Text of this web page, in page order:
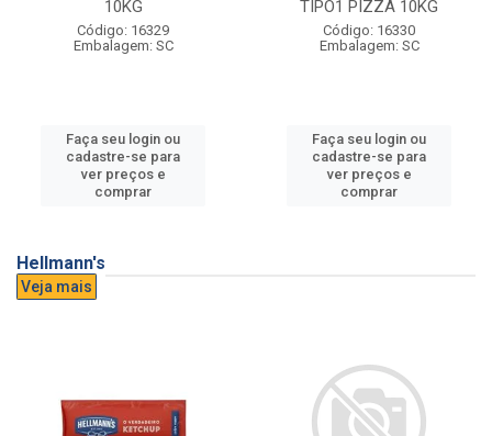
10KG
Código: 16329
Embalagem: SC
Faça seu login ou
cadastre-se para
ver preços e
comprar
TIPO1 PIZZA 10KG
Código: 16330
Embalagem: SC
Faça seu login ou
cadastre-se para
ver preços e
comprar
Hellmann's
Veja mais